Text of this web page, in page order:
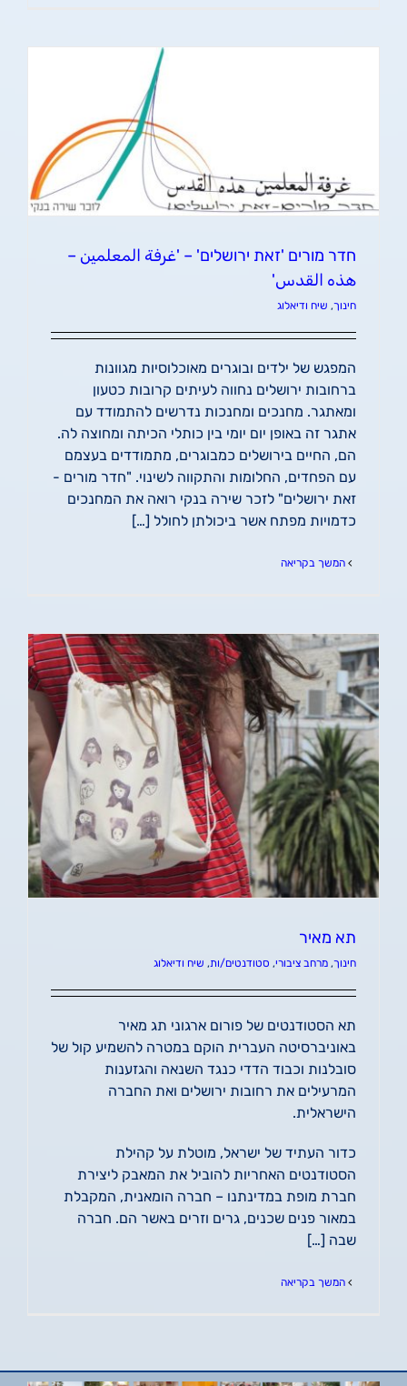
חדר מורים 'זאת ירושלים' – 'غرفة المعلمين –
هذه القدس'
חינוך, שיח ודיאלוג
המפגש של ילדים ובוגרים מאוכלוסיות מגוונות
ברחובות ירושלים נחווה לעיתים קרובות כטעון
ומאתגר. מחנכים ומחנכות נדרשים להתמודד עם
אתגר זה באופן יום יומי בין כותלי הכיתה ומחוצה לה.
הם, החיים בירושלים כמבוגרים, מתמודדים בעצמם
עם הפחדים, החלומות והתקווה לשינוי. "חדר מורים ­
זאת ירושלים" לזכר שירה בנקי רואה את המחנכים
כדמויות מפתח אשר ביכולתן לחולל […]
המשך בקריאה
תא מאיר
חינוך, מרחב ציבורי, סטודנטים/ות, שיח ודיאלוג
תא הסטודנטים של פורום ארגוני תג מאיר
באוניברסיטה העברית הוקם במטרה להשמיע קול של
סובלנות וכבוד הדדי כנגד השנאה והגזענות
המרעילים את רחובות ירושלים ואת החברה
הישראלית.
כדור העתיד של ישראל, מוטלת על קהילת
הסטודנטים האחריות להוביל את המאבק ליצירת
חברת מופת במדינתנו – חברה הומאנית, המקבלת
במאור פנים שכנים, גרים וזרים באשר הם. חברה
שבה […]
המשך בקריאה